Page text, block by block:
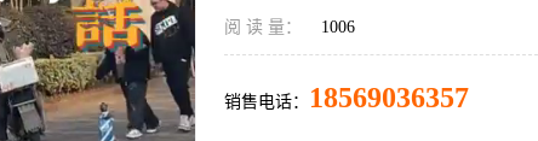
阅 读 量： 1006
销售电话： 18569036357